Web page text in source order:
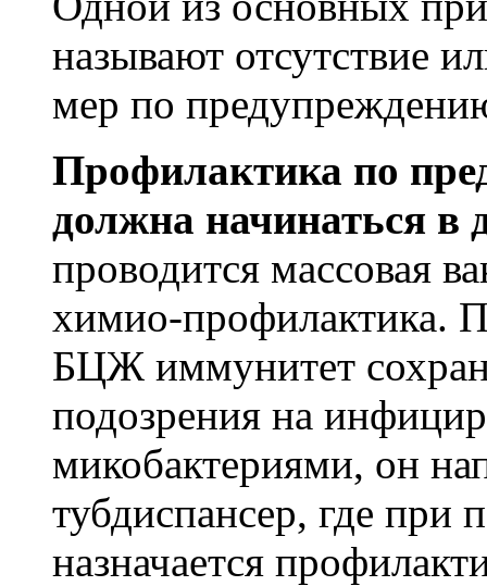
солевые отложения, болевые ощущения
Купить экстракт Маклюры
Желчь медведя настойка
применяется при диабете, болезнях
различных опухолях, болезни обмена
облысении, панкреатите, остеохондрозе,
радикулите, подагре, ревматизме,
простатите
называют отсутствие
мер по
Профилактика по
должна начинаться в
проводится массовая
химио-профилактика.
БЦЖ иммунитет
подозрения на
микобактериями, он
тубдиспансер, где при
назначается